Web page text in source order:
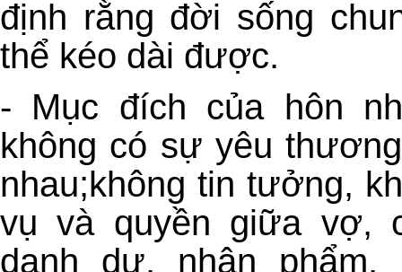
định rằng đời sống
thể kéo dài được.
- Mục đích của hôn
không có sự yêu
nhau;không tin tưởng,
vụ và quyền giữa vợ,
danh dự, nhân